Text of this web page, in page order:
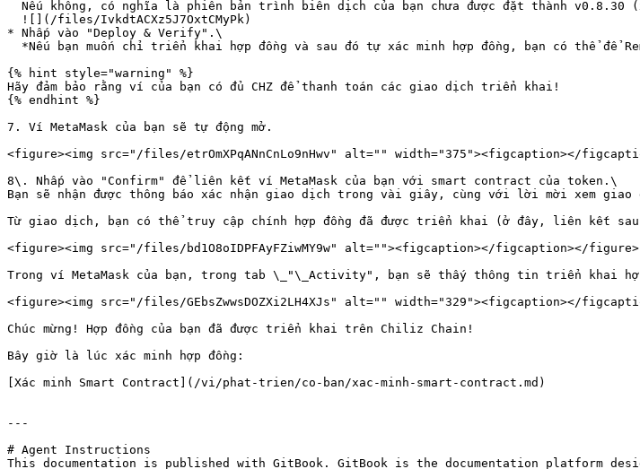
* Nhấp vào "Deploy & Verify".\
{% hint style="warning" %}
Hãy đảm bảo rằng ví của bạn có đủ CHZ để thanh toán các giao dịch triển khai!
{% endhint %}
7. Ví MetaMask của bạn sẽ tự động mở.
<figure><img src="/files/etrOmXPqANnCnLo9nHwv" alt="" width="375"><figcaption></
8\. Nhấp vào "Confirm" để liên kết ví MetaMask của bạn với smart contract của token.\
Bạn sẽ nhận được thông báo xác nhận giao dịch trong vài giây, cùng với lời mời xem
Từ giao dịch, bạn có thể truy cập chính hợp đồng đã được triển khai (ở đây, liên kết
<figure><img src="/files/bd1O8oIDPFAyFZiwMY9w" alt=""><figcaption></figcaption></figure>
Trong ví MetaMask của bạn, trong tab \_"\_Activity", bạn sẽ thấy thông tin triển khai
<figure><img src="/files/GEbsZwwsDOZXi2LH4XJs" alt="" width="329"><figcaption></
Chúc mừng! Hợp đồng của bạn đã được triển khai trên Chiliz Chain!
Bây giờ là lúc xác minh hợp đồng:
[Xác minh Smart Contract](/vi/phat-trien/co-ban/xac-minh-smart-contract.md)
---
# Agent Instructions
This documentation is published with GitBook. GitBook is the documentation platform